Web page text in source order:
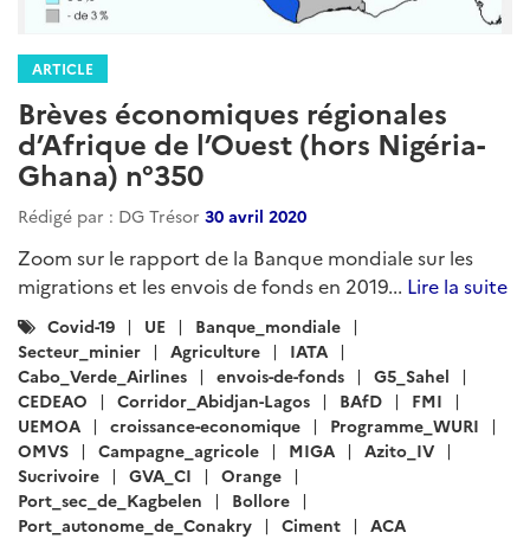
ARTICLE
Brèves économiques régionales
d’Afrique de l’Ouest (hors Nigéria-
Ghana) n°350
Rédigé par : DG Trésor 30 avril 2020
Zoom sur le rapport de la Banque mondiale sur les
migrations et les envois de fonds en 2019... Lire la suite
Catégories
:
Covid-19 UE
Banque_mondiale
Secteur_minier
Agriculture
IATA
Cabo_Verde_Airlines
envois-de-fonds
G5_Sahel
CEDEAO
Corridor_Abidjan-Lagos BAfD
FMI
UEMOA
croissance-economique
Programme_WURI
OMVS
Campagne_agricole MIGA
Azito_IV
Sucrivoire
GVA_CI
Orange
Port_sec_de_Kagbelen
Bollore
Port_autonome_de_Conakry
Ciment ACA